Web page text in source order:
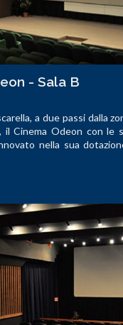
- Sala B
a due passi dalla
il Cinema Odeon con le
nella sua